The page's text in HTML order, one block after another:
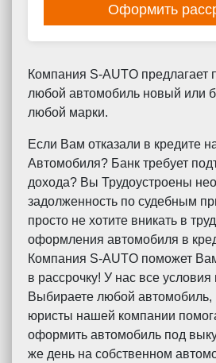
Оформить
Компания S-AUTO предлагает
любой автомобиль новый или
любой марки.
Если Вам отказали в кредите
Автомобиля? Банк требует
дохода? Вы Трудоустроены
задолженность по судебным
просто не хотите вникать в
оформления автомобиля в
Компания S-AUTO поможет
в рассрочку! У нас все
Выбираете любой автомобиль,
юристы нашей компании
оформить автомобиль под
же день на собственном